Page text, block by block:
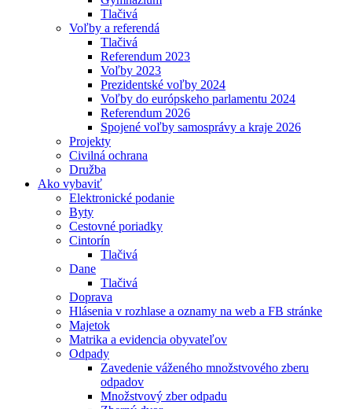
Tlačivá
Voľby a referendá
Tlačivá
Referendum 2023
Voľby 2023
Prezidentské voľby 2024
Voľby do európskeho parlamentu 2024
Referendum 2026
Spojené voľby samosprávy a kraje 2026
Projekty
Civilná ochrana
Družba
Ako vybaviť
Elektronické podanie
Byty
Cestovné poriadky
Cintorín
Tlačivá
Dane
Tlačivá
Doprava
Hlásenia v rozhlase a oznamy na web a FB stránke
Majetok
Matrika a evidencia obyvateľov
Odpady
Zavedenie váženého množstvového zberu
odpadov
Množstvový zber odpadu